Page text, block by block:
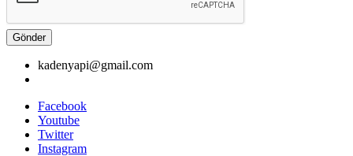
Gönder
kadenyapi@gmail.com
Facebook
Youtube
Twitter
Instagram